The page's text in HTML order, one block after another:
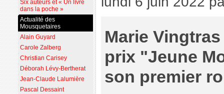
Marie
prix "Jeune
son premier
Six auteurs et « Un livre
dans la poche »
Actualité des
Mousquetaires
Alain Guyard
Carole Zalberg
Christian Carisey
Déborah Lévy-Bertherat
Jean-Claude Lalumière
Pascal Dessaint